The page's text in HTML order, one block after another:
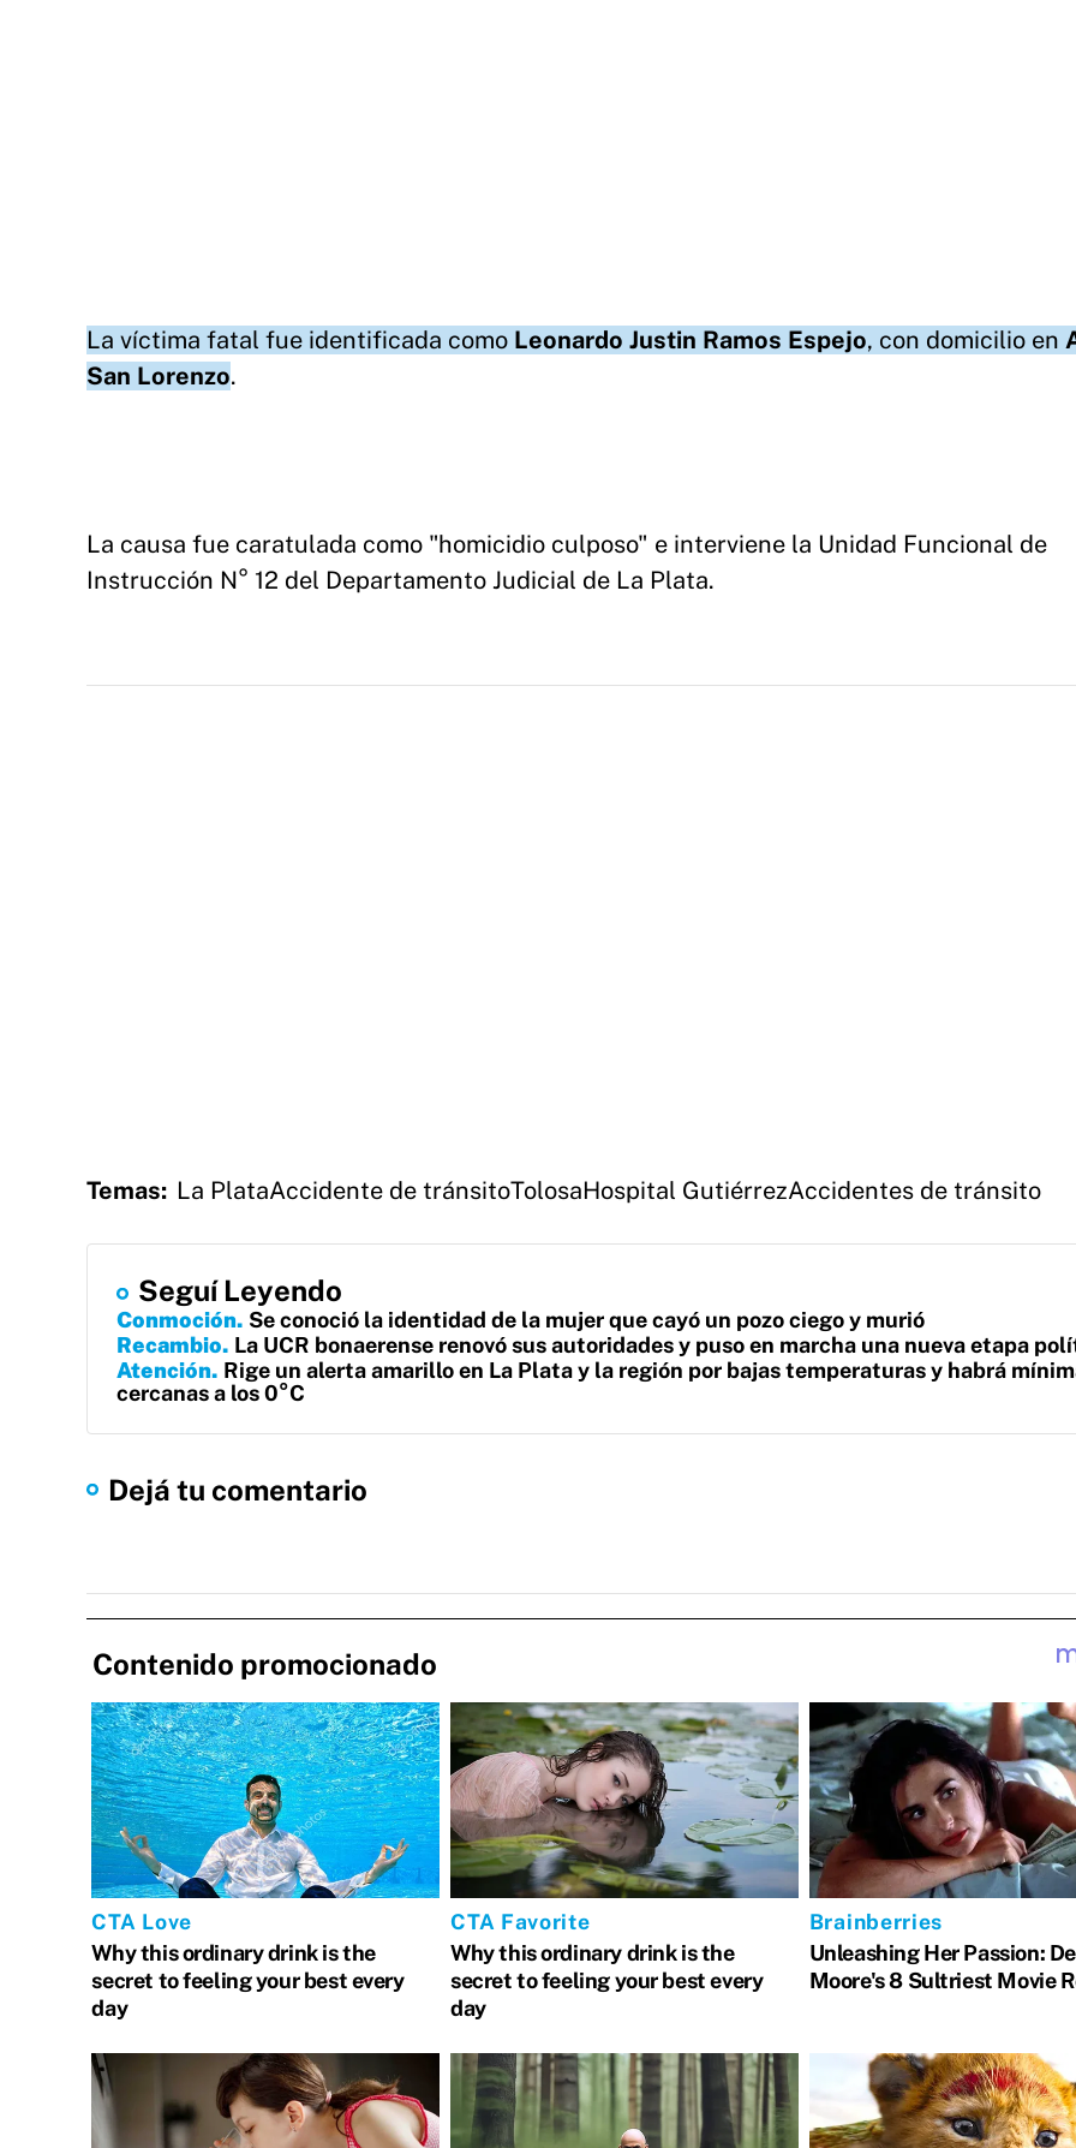
La víctima fatal fue identificada como Leonardo Justin Ramos Espejo, con domicilio en
San Lorenzo.
La causa fue caratulada como "homicidio culposo" e interviene la Unidad Funcional de
Instrucción N° 12 del Departamento Judicial de La Plata.
Temas: La PlataAccidente de tránsitoTolosaHospital GutiérrezAccidentes de tránsito
Seguí Leyendo
Conmoción Se conoció la identidad de la mujer que cayó un pozo ciego y murió
Recambio La UCR bonaerense renovó sus autoridades y puso en marcha una nueva etapa
Atención Rige un alerta amarillo en La Plata y la región por bajas temperaturas y habrá
cercanas a los 0°C
Dejá tu comentario